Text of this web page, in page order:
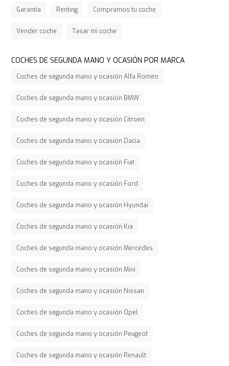
Garantía Renting Compramos tu coche
Vender coche Tasar mi coche
COCHES DE SEGUNDA MANO Y OCASIÓN POR MARCA
Coches de segunda mano y ocasión Alfa Romeo
Coches de segunda mano y ocasión BMW
Coches de segunda mano y ocasión Citroen
Coches de segunda mano y ocasión Dacia
Coches de segunda mano y ocasión Fiat
Coches de segunda mano y ocasión Ford
Coches de segunda mano y ocasión Hyundai
Coches de segunda mano y ocasión Kia
Coches de segunda mano y ocasión Mercedes
Coches de segunda mano y ocasión Mini
Coches de segunda mano y ocasión Nissan
Coches de segunda mano y ocasión Opel
Coches de segunda mano y ocasión Peugeot
Coches de segunda mano y ocasión Renault